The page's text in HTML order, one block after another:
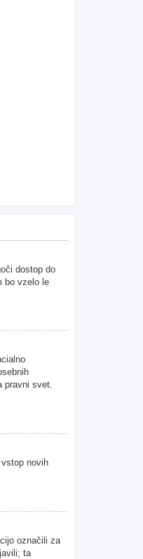
dostop do
bo vzelo le
pravni svet.
novih
označili za
ta